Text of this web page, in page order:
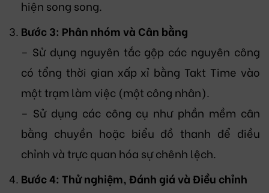
hiện song song.
Bước 3: Phân nhóm và Cân bằng
– Sử dụng nguyên tắc gộp các nguyên công
có tổng thời gian xấp xỉ bằng Takt Time vào
một trạm làm việc (một công nhân).
– Sử dụng các công cụ như phần mềm cân
bằng chuyền hoặc biểu đồ thanh để điều
chỉnh và trực quan hóa sự chênh lệch.
Bước 4: Thử nghiệm, Đánh giá và Điều chỉnh